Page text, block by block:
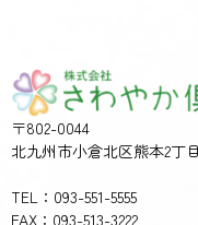
〒802-0044
北九州市小倉北区熊本2丁
TEL：093-551-5555
FAX：093-513-3222